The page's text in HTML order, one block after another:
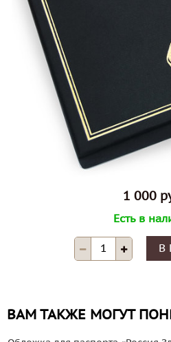
1 000
Есть в
В
ВАМ ТАКЖЕ МОГУТ